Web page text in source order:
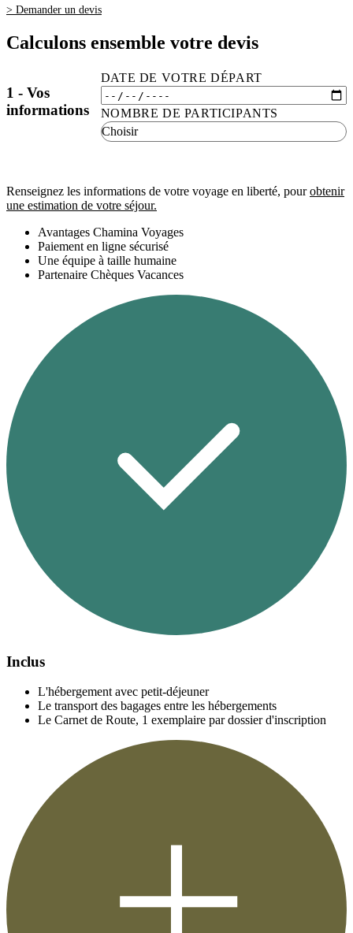
> Demander un devis
Calculons ensemble votre devis
1 - Vos
informations
DATE DE VOTRE DÉPART
NOMBRE DE PARTICIPANTS
Renseignez les informations de votre voyage en liberté, pourobtenir
une estimation de votre séjour.
Avantages Chamina Voyages
Paiement en ligne sécurisé
Une équipe à taille humaine
Partenaire Chèques Vacances
Inclus
L'hébergement avec petit-déjeuner
Le transport des bagages entre les hébergements
Le Carnet de Route, 1 exemplaire par dossier d'inscription